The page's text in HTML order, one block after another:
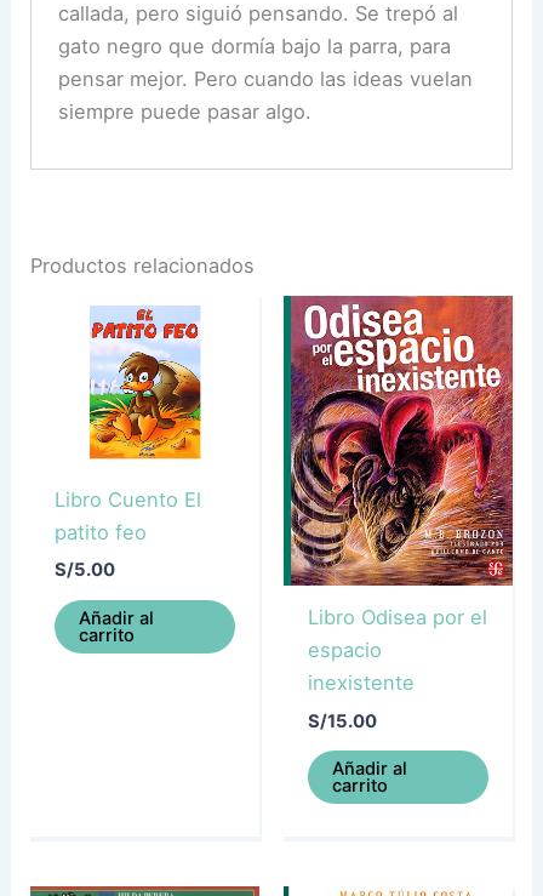
callada, pero siguió pensando. Se trepó al
gato negro que dormía bajo la parra, para
pensar mejor. Pero cuando las ideas vuelan
siempre puede pasar algo.
Productos relacionados
Libro Cuento El
patito feo
S/5.00
Añadir al
carrito
Libro Odisea por el
espacio
inexistente
S/15.00
Añadir al
carrito